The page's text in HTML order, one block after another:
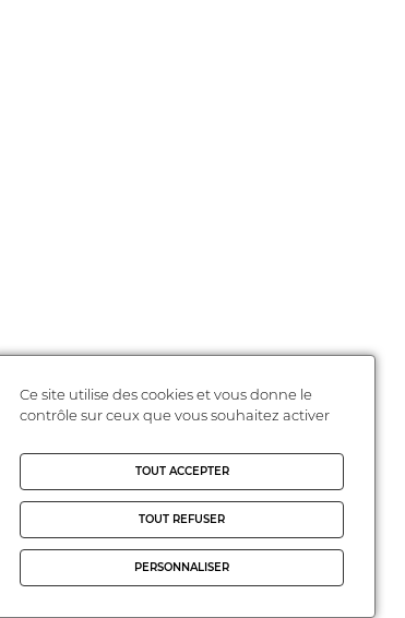
Ce site utilise des cookies et vous donne le
contrôle sur ceux que vous souhaitez activer
TOUT ACCEPTER
TOUT REFUSER
PERSONNALISER